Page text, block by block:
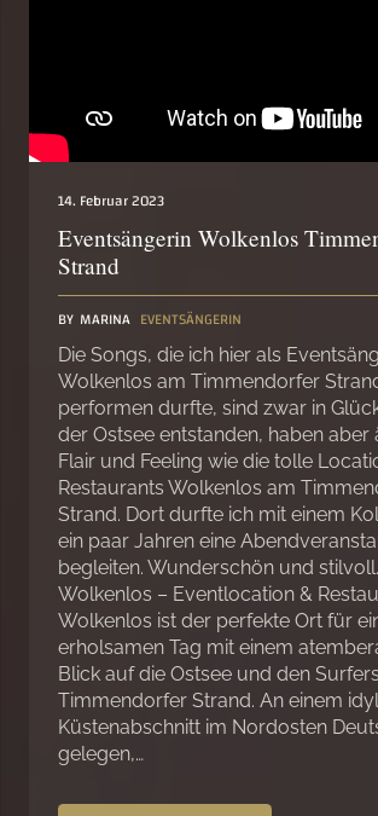
14. Februar 2023
Eventsängerin Wolkenlos
Strand
BY MARINA EVENTSÄNGERIN
Die Songs, die ich hier als
Wolkenlos am Timmendorfer
performen durfte, sind zwar in
der Ostsee entstanden, haben aber
Flair und Feeling wie die tolle
Restaurants Wolkenlos am
Strand. Dort durfte ich mit einem
ein paar Jahren eine
begleiten. Wunderschön und
Wolkenlos – Eventlocation &
Wolkenlos ist der perfekte Ort für
erholsamen Tag mit einem
Blick auf die Ostsee und den
Timmendorfer Strand. An einem
Küstenabschnitt im Nordosten
gelegen,…